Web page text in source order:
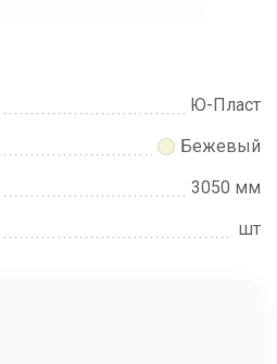
Ю-Пласт
Бежевый
3050 мм
шт